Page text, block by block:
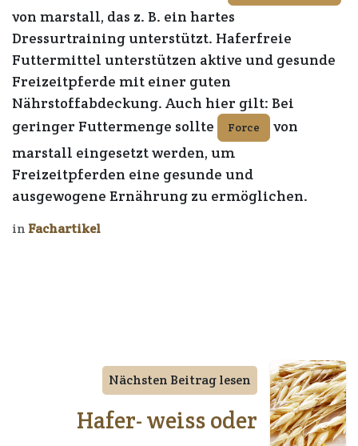
von marstall, das z. B. ein hartes
Dressurtraining unterstützt. Haferfreie
Futtermittel unterstützen aktive und gesunde
Freizeitpferde mit einer guten
Nährstoffabdeckung. Auch hier gilt: Bei
geringer Futtermenge sollte
Force
von
marstall eingesetzt werden, um
Freizeitpferden eine gesunde und
ausgewogene Ernährung zu ermöglichen.
in Fachartikel
Nächsten Beitrag lesen
Hafer- weiss oder